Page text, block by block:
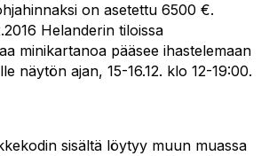
on asetettu 6500 €.
Helanderin tiloissa
minikartanoa pääsee ihastelemaan
näytön ajan, 15-16.12. klo 12-19:00.
sisältä löytyy muun muassa